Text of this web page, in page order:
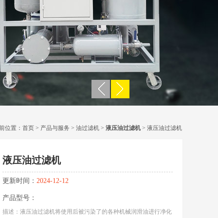
位置： 首页 > 产品与服务 > 油过滤机 > 液压油过滤机> 液压油过滤机
液压油过滤机
更新时间： 2024-12-12
产品型号：
描述：液压油过滤机将使用后被污染了的各种机械润滑油进行净化